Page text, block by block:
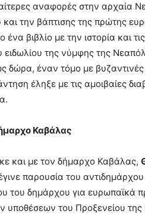
αναφορές στην αρχαία
την βάπτισης της πρώτης
βιβλίο με την ιστορία και
της νύμφης της
δώρα, έναν τόμο με βυζαντινές
έληξε με τις αμοιβαίες
Καβάλας
και με τον δήμαρχο Καβάλας,
παρουσία του
του δημάρχου για ευρωπαϊκά
υποθέσεων του Προξενείου